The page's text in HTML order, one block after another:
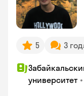
5 3
университет •